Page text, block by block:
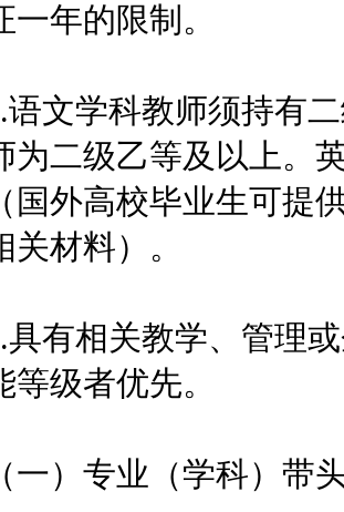
一年的限制。
学科教师须持有二
为二级乙等及以上。
国外高校毕业生可提
关材料）。
相关教学、管理或
等级者优先。
专业（学科）带头